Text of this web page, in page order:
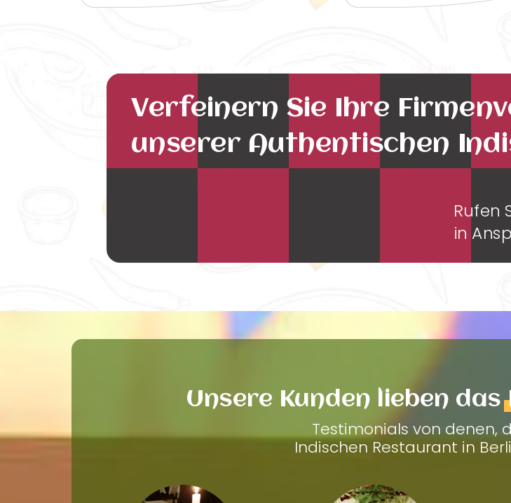
Verfeinern Sie Ihre
unserer Authentischen
Rufen
in
Unsere Kunden lieben das
Testimonials von denen,
Indischen Restaurant in